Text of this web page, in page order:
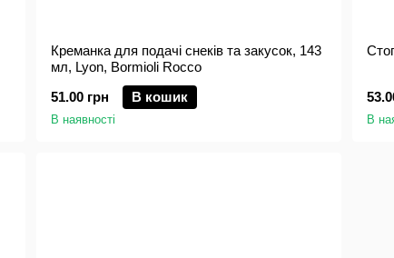
Креманка для подачі снеків та закусок, 143
мл, Lyon, Bormioli Rocco
51.00 грн
В кошик
В наявності В